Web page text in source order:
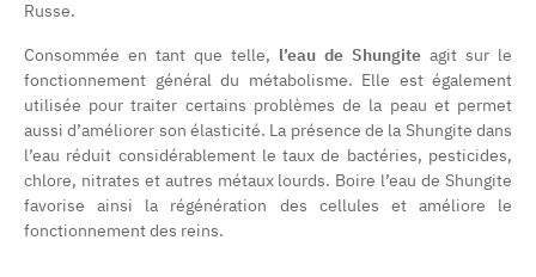
Russe.
Consommée en tant que telle, l’eau de Shungite agit sur le
fonctionnement général du métabolisme. Elle est également
utilisée pour traiter certains problèmes de la peau et permet
aussi d’améliorer son élasticité. La présence de la Shungite dans
l’eau réduit considérablement le taux de bactéries, pesticides,
chlore, nitrates et autres métaux lourds. Boire l’eau de Shungite
favorise ainsi la régénération des cellules et améliore le
fonctionnement des reins.